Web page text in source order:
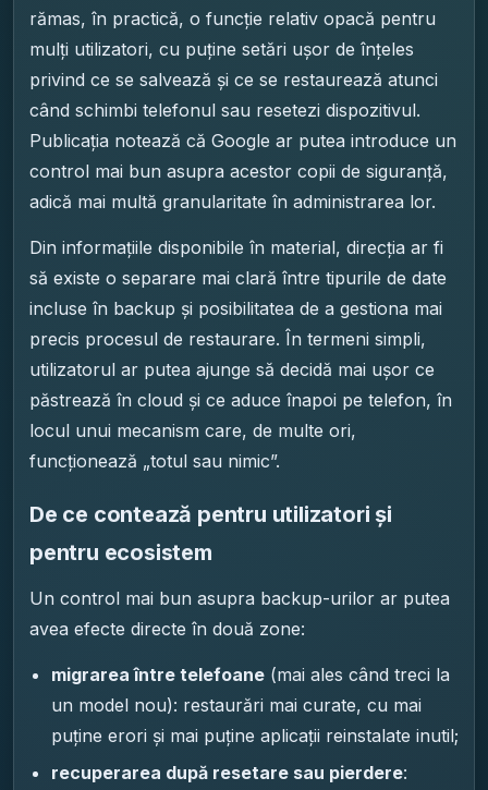
rămas, în practică, o funcție relativ opacă pentru
mulți utilizatori, cu puține setări ușor de înțeles
privind ce se salvează și ce se restaurează atunci
când schimbi telefonul sau resetezi dispozitivul.
Publicația notează că Google ar putea introduce un
control mai bun asupra acestor copii de siguranță,
adică mai multă granularitate în administrarea lor.
Din informațiile disponibile în material, direcția ar fi
să existe o separare mai clară între tipurile de date
incluse în backup și posibilitatea de a gestiona mai
precis procesul de restaurare. În termeni simpli,
utilizatorul ar putea ajunge să decidă mai ușor ce
păstrează în cloud și ce aduce înapoi pe telefon, în
locul unui mecanism care, de multe ori,
funcționează „totul sau nimic”.
De ce contează pentru utilizatori și
pentru ecosistem
Un control mai bun asupra backup-urilor ar putea
avea efecte directe în două zone:
migrarea între telefoane (mai ales când treci la
un model nou): restaurări mai curate, cu mai
puține erori și mai puține aplicații reinstalate inutil;
recuperarea după resetare sau pierdere: